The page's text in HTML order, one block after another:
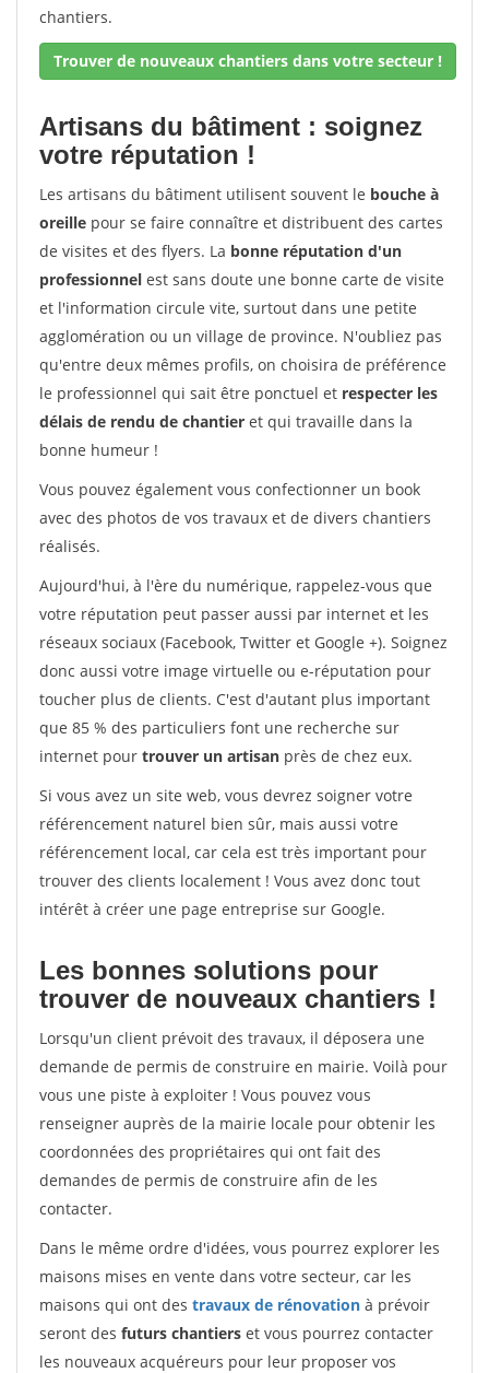
chantiers.
Trouver de nouveaux chantiers dans votre secteur !
Artisans du bâtiment : soignez
votre réputation !
Les artisans du bâtiment utilisent souvent le bouche à
oreille pour se faire connaître et distribuent des cartes
de visites et des flyers. La bonne réputation d'un
professionnel est sans doute une bonne carte de visite
et l'information circule vite, surtout dans une petite
agglomération ou un village de province. N'oubliez pas
qu'entre deux mêmes profils, on choisira de préférence
le professionnel qui sait être ponctuel et respecter les
délais de rendu de chantier et qui travaille dans la
bonne humeur !
Vous pouvez également vous confectionner un book
avec des photos de vos travaux et de divers chantiers
réalisés.
Aujourd'hui, à l'ère du numérique, rappelez-vous que
votre réputation peut passer aussi par internet et les
réseaux sociaux (Facebook, Twitter et Google +). Soignez
donc aussi votre image virtuelle ou e-réputation pour
toucher plus de clients. C'est d'autant plus important
que 85 % des particuliers font une recherche sur
internet pour trouver un artisan près de chez eux.
Si vous avez un site web, vous devrez soigner votre
référencement naturel bien sûr, mais aussi votre
référencement local, car cela est très important pour
trouver des clients localement ! Vous avez donc tout
intérêt à créer une page entreprise sur Google.
Les bonnes solutions pour
trouver de nouveaux chantiers !
Lorsqu'un client prévoit des travaux, il déposera une
demande de permis de construire en mairie. Voilà pour
vous une piste à exploiter ! Vous pouvez vous
renseigner auprès de la mairie locale pour obtenir les
coordonnées des propriétaires qui ont fait des
demandes de permis de construire afin de les
contacter.
Dans le même ordre d'idées, vous pourrez explorer les
maisons mises en vente dans votre secteur, car les
maisons qui ont des travaux de rénovation à prévoir
seront des futurs chantiers et vous pourrez contacter
les nouveaux acquéreurs pour leur proposer vos